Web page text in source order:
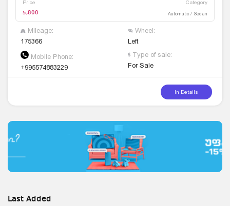
Price Category
5,800 Automatic / Sedan
Mileage:
175366
Wheel:
Left
Mobile Phone:
+995574883229
Type of sale:
For Sale
In Details
Last Added